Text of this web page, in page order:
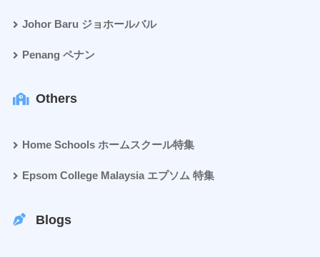
Johor Baru ジョホールバル
Penang ペナン
Others
Home Schools ホームスクール特集
Epsom College Malaysia エプソム 特集
Blogs